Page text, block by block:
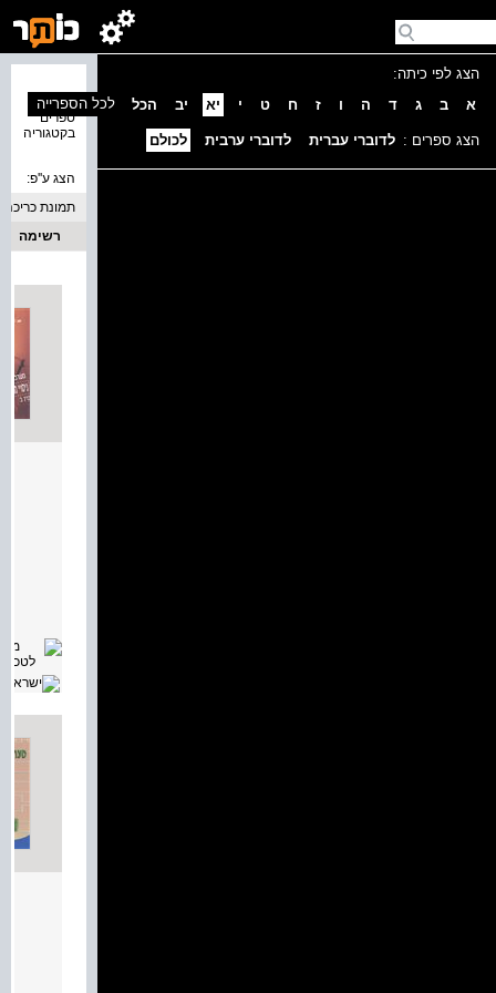
הצג לפי כיתה:
א
ב ג ד ה ו ז ח ט י יא יב הכל
הצג ספרים : לדוברי עברית לדוברי ערבית לכולם
ספרים
בקטגוריה
לכל הספרייה
הצג ע''פ:
תמונת כריכה
רשימה